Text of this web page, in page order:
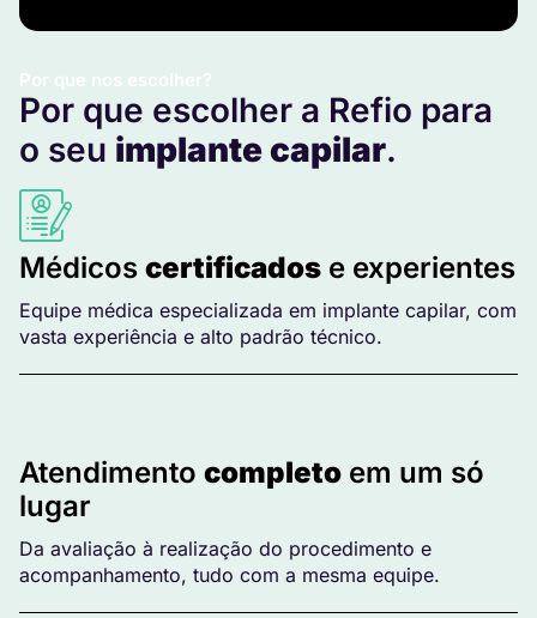
Por que nos escolher?
Por que escolher a Refio para
o seu implante capilar.
Médicos certificados e experientes
Equipe médica especializada em implante capilar, com
vasta experiência e alto padrão técnico.
Atendimento completo em um só
lugar
Da avaliação à realização do procedimento e
acompanhamento, tudo com a mesma equipe.